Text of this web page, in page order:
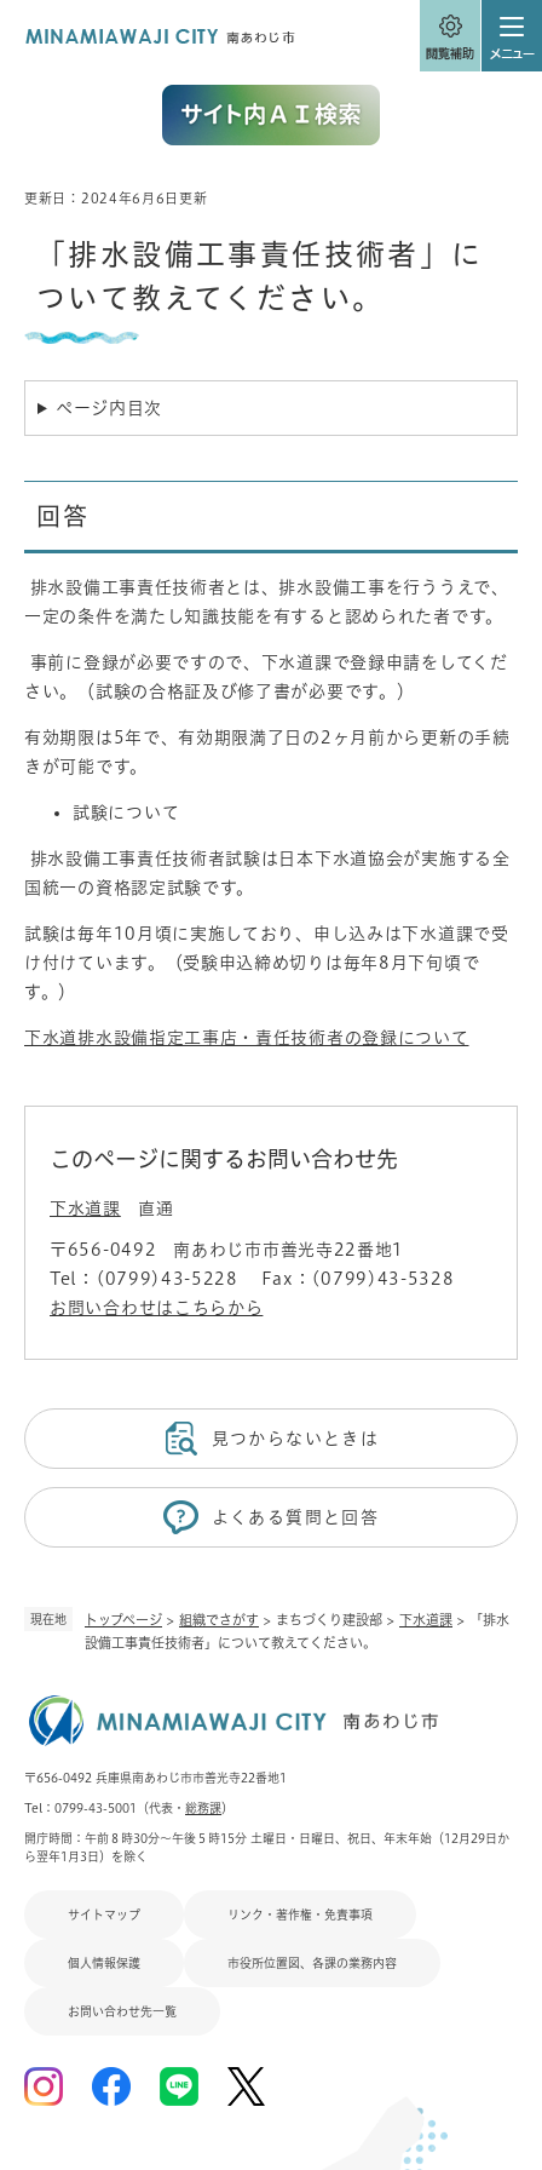
現在地 トップページ > 組織でさがす > まちづくり建設部 > 下水道課 >
「排水
設備工事責任技術者」について教えてください。
本
更新日：2024年6月6日更新
「排水設備工事責任技術者」に
ついて教えてください。
ページ内目次
回答
排水設備工事責任技術者とは、排水設備工事を行ううえで、
一定の条件を満たし知識技能を有すると認められた者です。
事前に登録が必要ですので、下水道課で登録申請をしてくだ
さい。（試験の合格証及び修了書が必要です。）
有効期限は5年で、有効期限満了日の2ヶ月前から更新の手続
きが可能です。
試験について
排水設備工事責任技術者試験は日本下水道協会が実施する全
国統一の資格認定試験です。
試験は毎年10月頃に実施しており、申し込みは下水道課で受
け付けています。（受験申込締め切りは毎年8月下旬頃で
す。）
下水道排水設備指定工事店・責任技術者の登録について
このページに関するお問い合わせ先
下水道課 直通
〒656-0492
南あわじ市市善光寺22番地1
Tel：(0799)43-5228
Fax：(0799)43-5328
お問い合わせはこちらから
見つからないときは
よくある質問と回答
〒656-0492 兵庫県南あわじ市市善光寺22番地1
Tel：0799-43-5001（代表・ 総務課）
開庁時間：午前８時30分～午後５時15分 土曜日・日曜日、祝日、年末年始（12月29日か
ら翌年1月3日）を除く
サイトマップ リンク・著作権・免責事項
個人情報保護 市役所位置図、各課の業務内容
お問い合わせ先一覧